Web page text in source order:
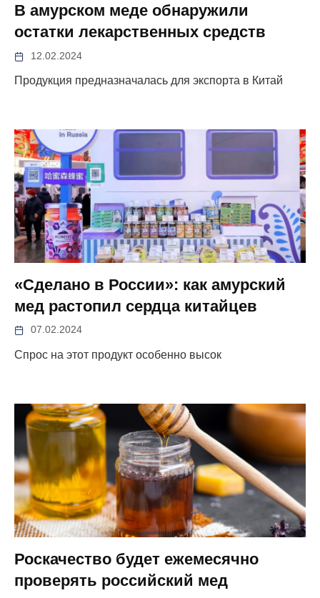
В амурском меде обнаружили
остатки лекарственных средств
12.02.2024
Продукция предназначалась для экспорта в Китай
«Сделано в России»: как амурский
мед растопил сердца китайцев
07.02.2024
Спрос на этот продукт особенно высок
Роскачество будет ежемесячно
проверять российский мед